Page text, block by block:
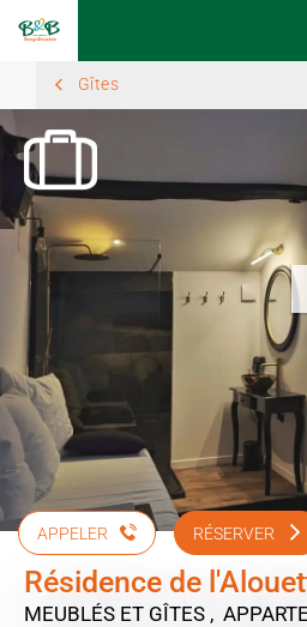
Gîtes
APPELER RÉSERVER
Résidence de
MEUBLÉS ET GÎTES ,